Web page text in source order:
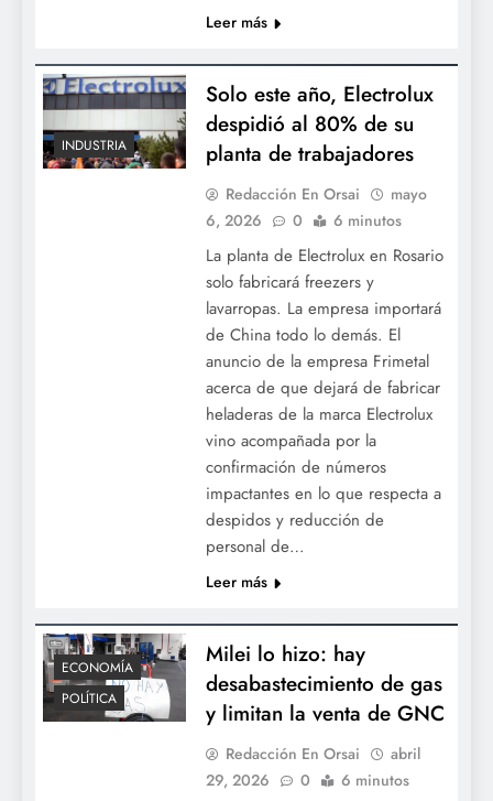
Leer más
INDUSTRIA
Solo este año, Electrolux
despidió al 80% de su
planta de trabajadores
Redacción En Orsai
mayo
6, 2026
0 6 minutos
La planta de Electrolux en Rosario
solo fabricará freezers y
lavarropas. La empresa importará
de China todo lo demás. El
anuncio de la empresa Frimetal
acerca de que dejará de fabricar
heladeras de la marca Electrolux
vino acompañada por la
confirmación de números
impactantes en lo que respecta a
despidos y reducción de
personal de…
Leer más
ECONOMÍA
POLÍTICA
Milei lo hizo: hay
desabastecimiento de gas
y limitan la venta de GNC
Redacción En Orsai
abril
29, 2026
0 6 minutos